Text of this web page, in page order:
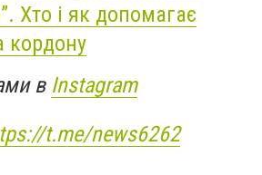
Хто і як допомагає
кордону
в Instagram
t.me/news6262